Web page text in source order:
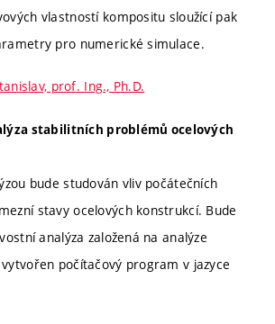
vlastností kompositu sloužící pak
pro numerické simulace.
prof. Ing., Ph.D.
stabilitních problémů ocelových
bude studován vliv počátečních
stavy ocelových konstrukcí. Bude
analýza založená na analýze
počítačový program v jazyce